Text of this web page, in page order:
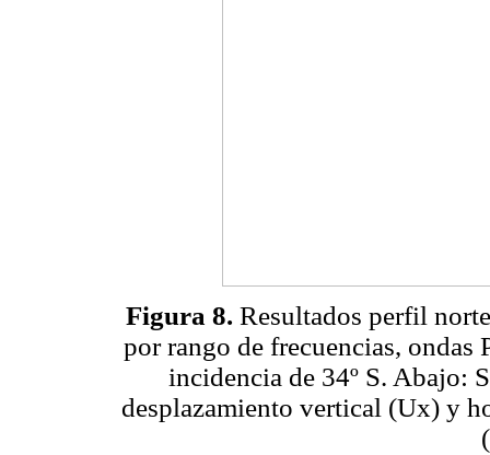
Figura 8. Resultados perfil
por rango de frecuencias, ondas
incidencia de 34º S. Abajo:
desplazamiento vertical (Ux) y